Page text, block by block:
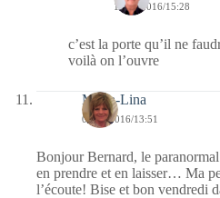
12/01/2016/15:28
c’est la porte qu’il ne
voilà on l’ouvre
Maria-Lina
08/01/2016/13:51
Bonjour Bernard, le
en prendre et en laisser… Ma
l’écoute! Bise et bon vendredi